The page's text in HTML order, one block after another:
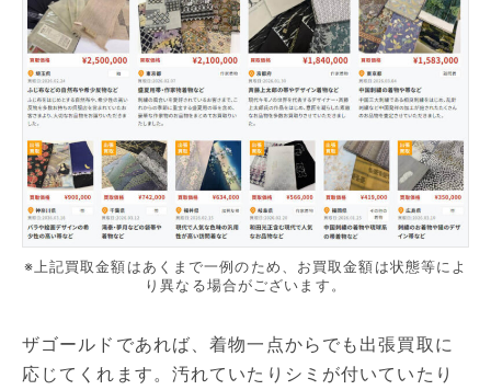
※上記買取金額はあくまで一例のため、お買取金額は状態等によ
り異なる場合がございます。
ザゴールドであれば、着物一点からでも出張買取に
応じてくれます。汚れていたりシミが付いていたり